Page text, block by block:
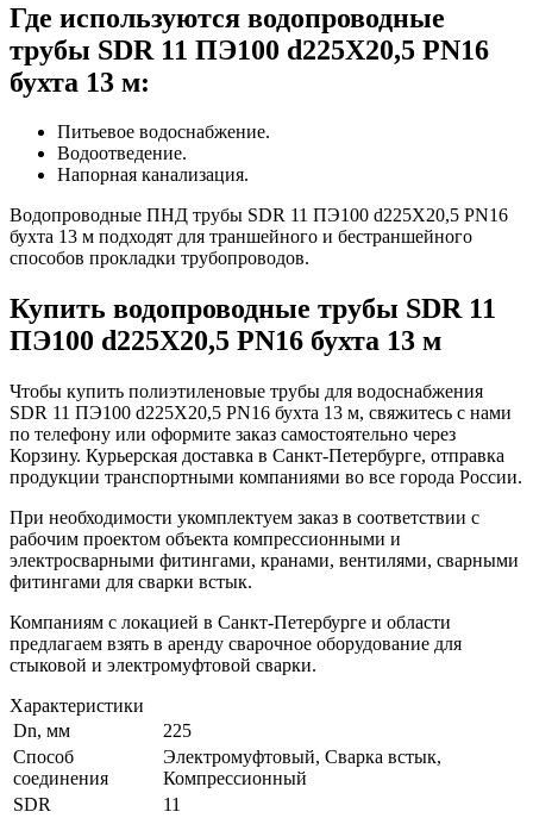
Где используются водопроводные
трубы SDR 11 ПЭ100 d225Х20,5 PN16
бухта 13 м:
Питьевое водоснабжение.
Водоотведение.
Напорная канализация.
Водопроводные ПНД трубы SDR 11 ПЭ100 d225Х20,5 PN16
бухта 13 м подходят для траншейного и бестраншейного
способов прокладки трубопроводов.
Купить водопроводные трубы SDR 11
ПЭ100 d225Х20,5 PN16 бухта 13 м
Чтобы купить полиэтиленовые трубы для водоснабжения
SDR 11 ПЭ100 d225Х20,5 PN16 бухта 13 м, свяжитесь с нами
по телефону или оформите заказ самостоятельно через
Корзину. Курьерская доставка в Санкт-Петербурге, отправка
продукции транспортными компаниями во все города России.
При необходимости укомплектуем заказ в соответствии с
рабочим проектом объекта компрессионными и
электросварными фитингами, кранами, вентилями, сварными
фитингами для сварки встык.
Компаниям с локацией в Санкт-Петербурге и области
предлагаем взять в аренду сварочное оборудование для
стыковой и электромуфтовой сварки.
Характеристики
Dn, мм
225
Способ
соединения
Электромуфтовый, Сварка встык,
Компрессионный
SDR
11